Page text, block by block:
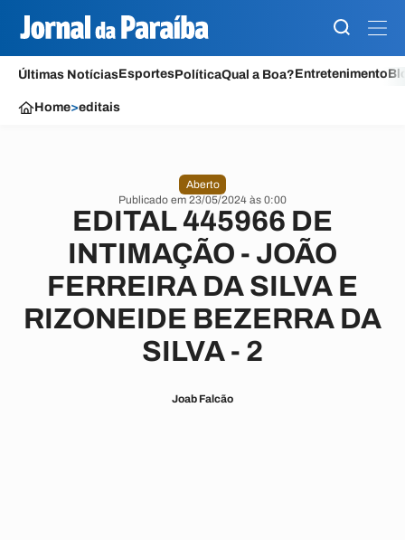
Últimas NotíciasEsportesPolíticaQual a Boa?Entretenimento
Home>editais
Aberto
Publicado em 23/05/2024 às 0:00
EDITAL 445966 DE
INTIMAÇÃO - JOÃO
FERREIRA DA SILVA E
RIZONEIDE BEZERRA DA
SILVA - 2
Joab Falcão